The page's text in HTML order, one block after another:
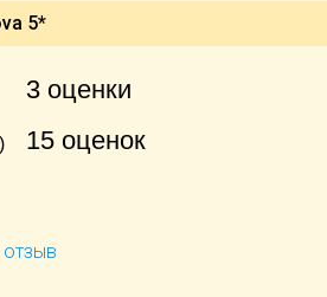
5*
3 оценки
15 оценок